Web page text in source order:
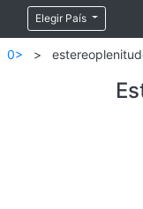
Elegir País
0> >